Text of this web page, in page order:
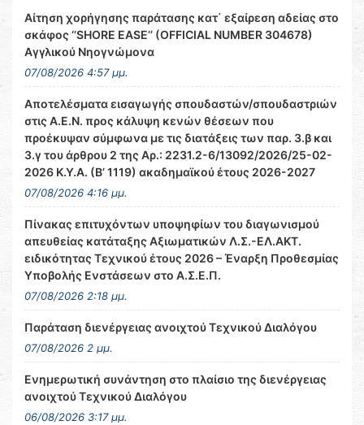
Αίτηση χορήγησης παράτασης κατ΄ εξαίρεση αδείας στο
σκάφος ‘’SHORE EASE’’ (OFFICIAL NUMBER 304678)
Αγγλικού Νηογνώμονα
07/08/2026 4:57 μμ.
Αποτελέσματα εισαγωγής σπουδαστών/σπουδαστριών
στις Α.Ε.Ν. προς κάλυψη κενών θέσεων που
προέκυψαν σύμφωνα με τις διατάξεις των παρ. 3.β και
3.γ του άρθρου 2 της Αρ.: 2231.2-6/13092/2026/25-02-
2026 Κ.Υ.Α. (Β’ 1119) ακαδημαϊκού έτους 2026-2027
07/08/2026 4:16 μμ.
Πίνακας επιτυχόντων υποψηφίων του διαγωνισμού
απευθείας κατάταξης Αξιωματικών Λ.Σ.-ΕΛ.ΑΚΤ.
ειδικότητας Τεχνικού έτους 2026 – Έναρξη Προθεσμίας
Υποβολής Ενστάσεων στο Α.Σ.Ε.Π.
07/08/2026 2:18 μμ.
Παράταση διενέργειας ανοιχτού Τεχνικού Διαλόγου
07/08/2026 2 μμ.
Ενημερωτική συνάντηση στο πλαίσιο της διενέργειας
ανοιχτού Τεχνικού Διαλόγου
06/08/2026 3:17 μμ.